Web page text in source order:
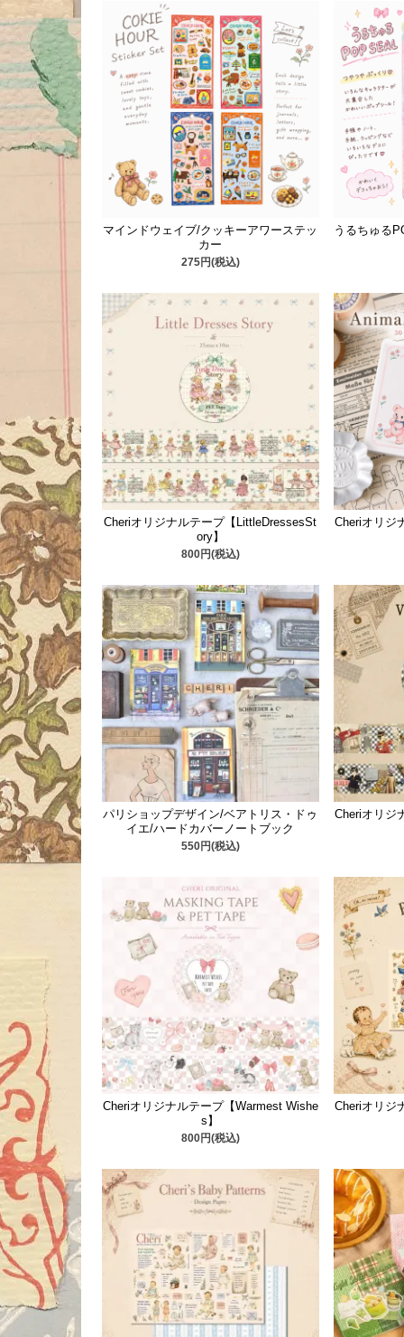
マインドウェイブ/クッキーアワーステッ
カー
275円(税込)
うるちゅる
Cheriオリジナルテープ【LittleDressesSt
ory】
800円(税込)
Cheriオリジ
パリショップデザイン/ベアトリス・ドゥ
イエ/ハードカバーノートブック
550円(税込)
Cheriオリジ
Cheriオリジナルテープ【Warmest Wishe
s】
800円(税込)
Cheriオリジ